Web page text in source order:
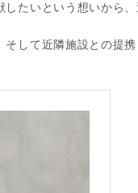
たいという想いから
して近隣施設との提